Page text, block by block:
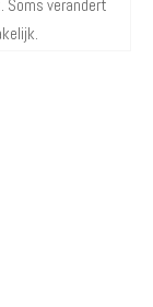
Soms verandert